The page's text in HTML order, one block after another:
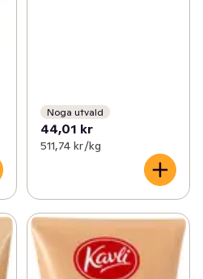
Noga utvald
44,01 kr
511,74 kr /kg